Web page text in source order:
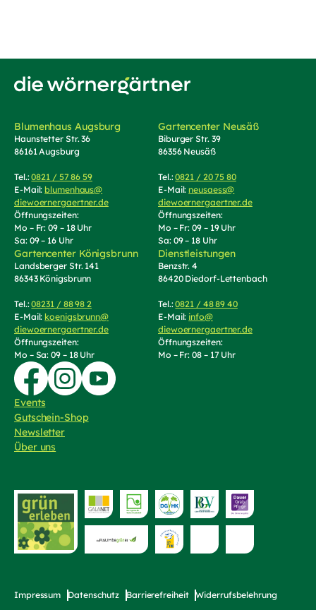
Zur Startseite von Die Wörnergärtner
Zur Facebook-Seite von Die Wörnergärtner
Zur Instagram-Seite von die Wörnergärtner
Zum YouTube-Kanal von Die Wörnergärtner
Events
Gutschein-Shop(externer Link, öffnet in neuem Tab)
Newsletter
Über uns
Blumenhaus Augsburg
Haunstetter Str. 36
86161 Augsburg
Tel.:0821 / 57 86 59(Telefonnummer anrufen)
E-Mail: blumenhaus@
diewoernergaertner.de(E-Mail schreiben, öffnet Mail-Programm)
Öffnungszeiten:
Mo – Fr: 09 – 18 Uhr
Sa: 09 – 16 Uhr
Gartencenter Neusäß
Biburger Str. 39
86356 Neusäß
Tel.:0821 / 20 75 80(Telefonnummer
E-Mail:neusaess@
diewoernergaertner.de(E-Mail
Öffnungszeiten:
Mo – Fr: 09 – 19 Uhr
Sa: 09 – 18 Uhr
Gartencenter Königsbrunn
Landsberger Str. 141
86343 Königsbrunn
Tel.:08231 / 88 98 2(Telefonnummer anrufen)
E-Mail: koenigsbrunn@
diewoernergaertner.de(E-Mail schreiben, öffnet Mail-Programm)
Öffnungszeiten:
Mo – Sa: 09 – 18 Uhr
Dienstleistungen
Benzstr. 4
86420 Diedorf-Lettenbach
Tel.:0821 / 48 89 40(Telefonnummer
E-Mail: info@
diewoernergaertner.de(E-Mail
Öffnungszeiten:
Mo – Fr: 08 – 17 Uhr
Zur Website von "grün erleben"
Zur Website
bayerischer
Zur Website von die Raumbegrüner
Impressum Datenschutz Barrierefreiheit Widerrufsbelehrung